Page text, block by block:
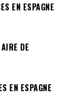
EN ESPAGNE
DE
EN ESPAGNE